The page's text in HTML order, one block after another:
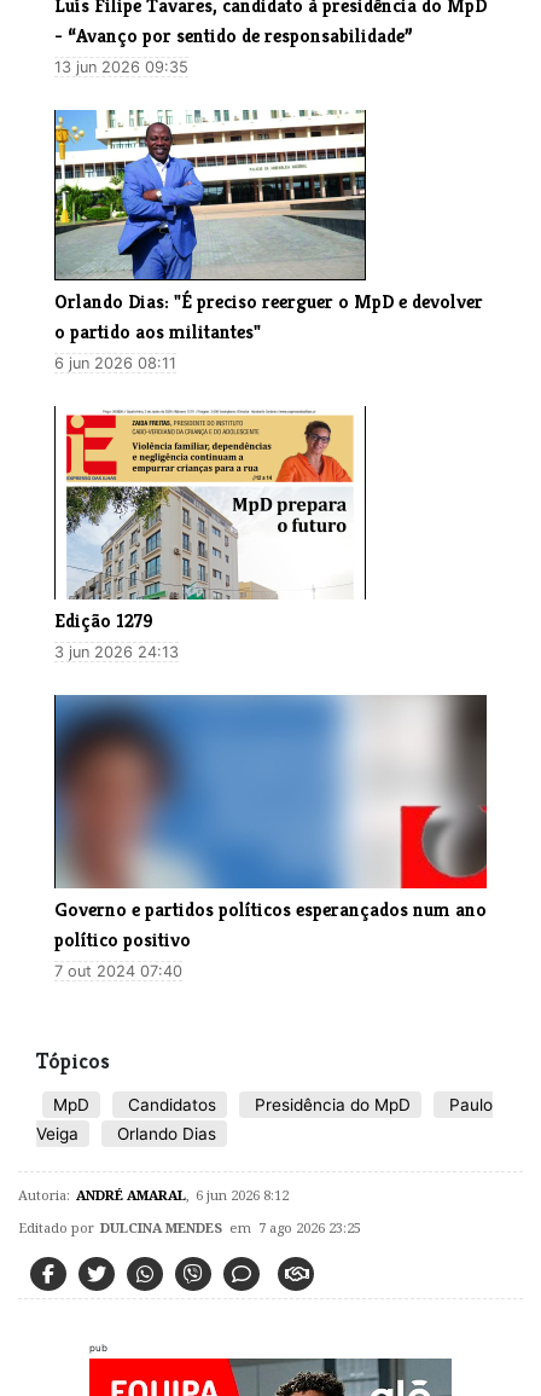
Luís Filipe Tavares, candidato à presidência do MpD
- “Avanço por sentido de responsabilidade”
13 jun 2026 09:35
Orlando Dias: "É preciso reerguer o MpD e devolver
o partido aos militantes"
6 jun 2026 08:11
Edição 1279
3 jun 2026 24:13
Governo e partidos políticos esperançados num ano
político positivo
7 out 2024 07:40
Tópicos
MpD Candidatos Presidência do MpD
Paulo
Veiga
Orlando Dias
Autoria: ANDRÉ AMARAL 6 jun 2026 8:12
Editado por DULCINA MENDES em 7 ago 2026 23:25
pub